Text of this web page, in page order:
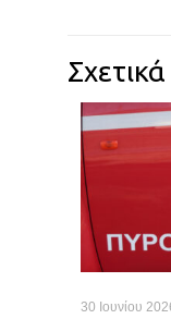
30 Ιουνίου